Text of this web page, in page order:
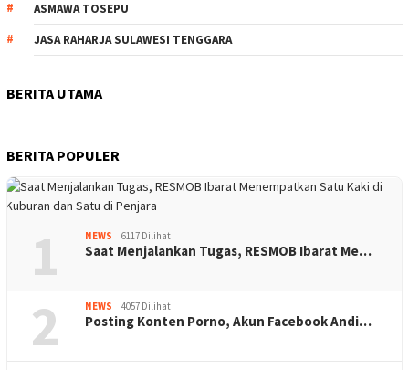
ASMAWA TOSEPU
JASA RAHARJA SULAWESI TENGGARA
BERITA UTAMA
BERITA POPULER
1 NEWS 6117 Dilihat
Saat Menjalankan Tugas, RESMOB Ibarat Me…
2 NEWS 4057 Dilihat
Posting Konten Porno, Akun Facebook Andi…